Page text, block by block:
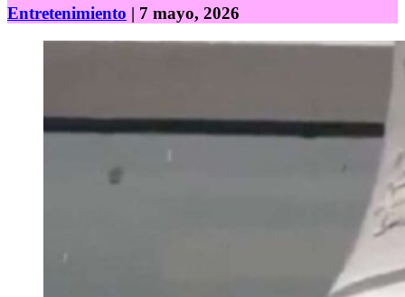
Entretenimiento | 7 mayo, 2026